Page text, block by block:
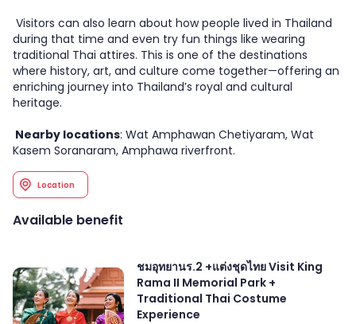
Visitors can also learn about how people lived in Thailand
during that time and even try fun things like wearing
traditional Thai attires. This is one of the destinations
where history, art, and culture come together—offering an
enriching journey into Thailand’s royal and cultural
heritage.
Nearby locations: Wat Amphawan Chetiyaram, Wat
Kasem Soranaram, Amphawa riverfront.
Location
Available benefit
ชมอุทยานร.2 +แต่งชุดไทย Visit King
Rama II Memorial Park +
Traditional Thai Costume
Experience